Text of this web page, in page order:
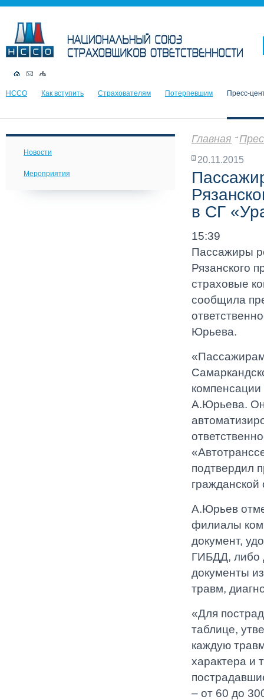
НССО Как вступить Страхователям Потерпевшим Пресс-
Новости
Мероприятия
Главная
20.11.2015
в СГ
15:39
Пассажиры
Рязанского
страховые
сообщила
Юрьева.
А.Юрьева. Он
подтвердил
гражданской
А.Юрьев
филиалы
документ,
ГИБДД, либо
документы
травм,
«Для
таблице,
каждую
характера и
– от 60 до